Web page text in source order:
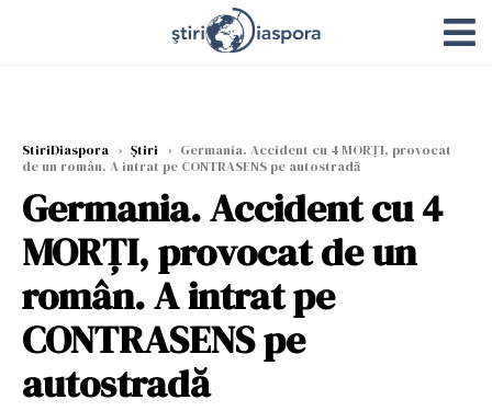
StiriDiaspora › Știri › Germania. Accident cu 4 MORȚI, provocat
de un român. A intrat pe CONTRASENS pe autostradă
Germania. Accident cu 4
MORȚI, provocat de un
român. A intrat pe
CONTRASENS pe
autostradă